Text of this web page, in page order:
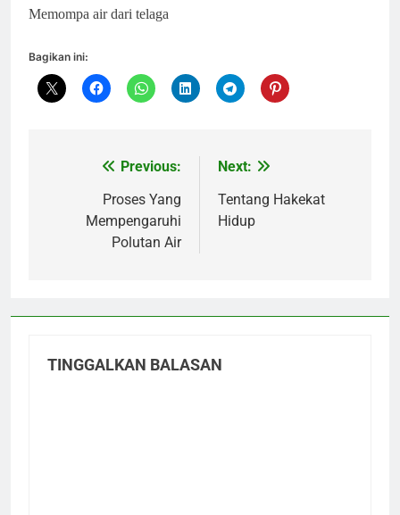
Memompa air dari telaga
Bagikan ini:
NavigasiPrevious:
Proses Yang
Mempengaruhi
Polutan Air
Next:
Tentang Hakekat
Hidup
TINGGALKAN BALASAN